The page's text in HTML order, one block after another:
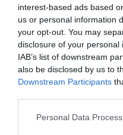
interest-based ads based
us or personal information
your opt-out. You may
disclosure of your
IAB’s list of downstream
also be disclosed by us to
Downstream Participants
Please note that this
Personal Data
TAGS: ENTERPRISE